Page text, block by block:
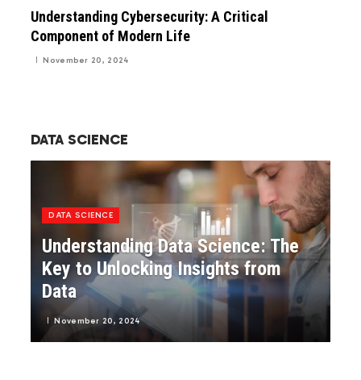
Understanding Cybersecurity: A Critical
Component of Modern Life
November 20, 2024
DATA SCIENCE
DATA SCIENCE
Understanding Data Science: The
Key to Unlocking Insights from
Data
November 20, 2024